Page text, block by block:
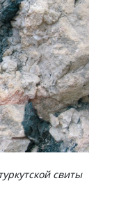
свиты